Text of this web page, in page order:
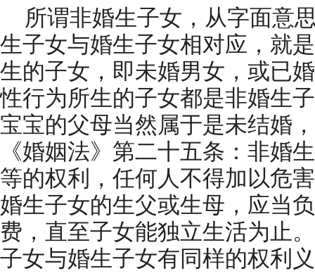
所谓非婚生子女，从字面意
生子女与婚生子女相对应，就
生的子女，即未婚男女，或已
性行为所生的子女都是非婚生
宝宝的父母当然属于是未结婚
《婚姻法》第二十五条：非婚
等的权利，任何人不得加以危
婚生子女的生父或生母，应当
费，直至子女能独立生活为止
子女与婚生子女有同样的权利